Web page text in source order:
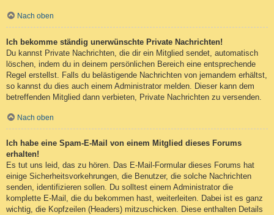
Nach oben
Ich bekomme ständig unerwünschte Private Nachrichten!
Du kannst Private Nachrichten, die dir ein Mitglied sendet, automatisch
löschen, indem du in deinem persönlichen Bereich eine entsprechende
Regel erstellst. Falls du belästigende Nachrichten von jemandem erhältst,
so kannst du dies auch einem Administrator melden. Dieser kann dem
betreffenden Mitglied dann verbieten, Private Nachrichten zu versenden.
Nach oben
Ich habe eine Spam-E-Mail von einem Mitglied dieses Forums
erhalten!
Es tut uns leid, das zu hören. Das E-Mail-Formular dieses Forums hat
einige Sicherheitsvorkehrungen, die Benutzer, die solche Nachrichten
senden, identifizieren sollen. Du solltest einem Administrator die
komplette E-Mail, die du bekommen hast, weiterleiten. Dabei ist es ganz
wichtig, die Kopfzeilen (Headers) mitzuschicken. Diese enthalten Details